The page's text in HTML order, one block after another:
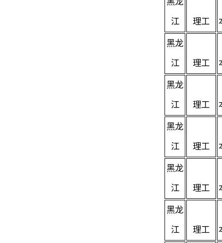
江 理工
黑龙
江 理工
黑龙
江 理工
黑龙
江 理工
黑龙
江 理工
黑龙
江 理工